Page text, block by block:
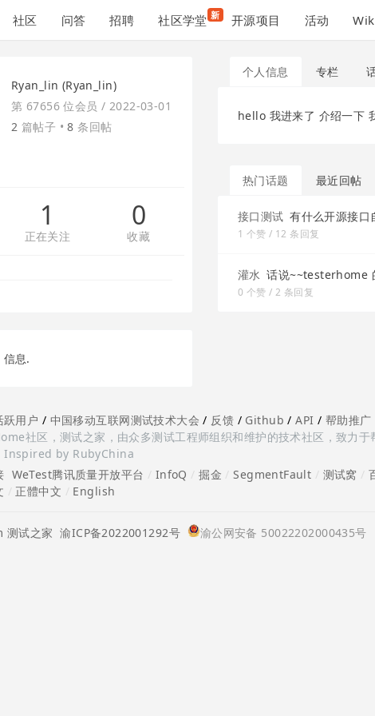
社区 问答 招聘 社区学堂 新 开源项目 活动
Ryan_lin (Ryan_lin)
第 67656 位会员 / 2022-03-01
2 篇帖子 •8 条回帖
1
正在关注
0
收藏
息.
个人信息 专栏
hello 我进来了 介绍一下
热门话题 最近回帖
接口测试 有什么开源接口
1 个赞 / 12 条回复
灌水 话说~~testerhome
0 个赞 / 2 条回复
跃用户 / 中国移动互联网测试技术大会 / 反馈 / Github /API / 帮助推广
社区，测试之家，由众多测试工程师组织和维护的技术社区，致力
Inspired by RubyChina
WeTest腾讯质量开放平台 InfoQ /掘金 /SegmentFault 测试窝 /
正體中文 English
试之家 渝ICP备2022001292号 渝公网安备 50022202000435号